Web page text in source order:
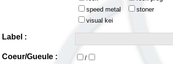
speed metal
stoner
visual kei
Label :
Coeur/Gueule : /